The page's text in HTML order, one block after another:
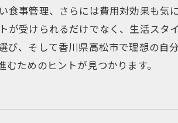
事管理、さらには費用対効果も気
受けられるだけでなく、生活スタ
、そして香川県高松市で理想の自
ためのヒントが見つかります。